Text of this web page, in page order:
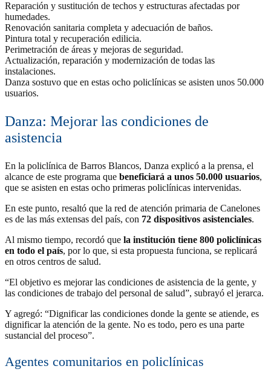
Reparación y sustitución de techos y estructuras afectadas por
humedades.
Renovación sanitaria completa y adecuación de baños.
Pintura total y recuperación edilicia.
Perimetración de áreas y mejoras de seguridad.
Actualización, reparación y modernización de todas las
instalaciones.
Danza sostuvo que en estas ocho policlínicas se asisten unos 50.000
usuarios.
Danza: Mejorar las condiciones de
asistencia
En la policlínica de Barros Blancos, Danza explicó a la prensa, el
alcance de este programa que beneficiará a unos 50.000 usuarios,
que se asisten en estas ocho primeras policlínicas intervenidas.
En este punto, resaltó que la red de atención primaria de Canelones
es de las más extensas del país, con 72 dispositivos asistenciales.
Al mismo tiempo, recordó que la institución tiene 800 policlínicas
en todo el país, por lo que, si esta propuesta funciona, se replicará
en otros centros de salud.
“El objetivo es mejorar las condiciones de asistencia de la gente, y
las condiciones de trabajo del personal de salud”, subrayó el jerarca.
Y agregó: “Dignificar las condiciones donde la gente se atiende, es
dignificar la atención de la gente. No es todo, pero es una parte
sustancial del proceso”.
Agentes comunitarios en policlínicas